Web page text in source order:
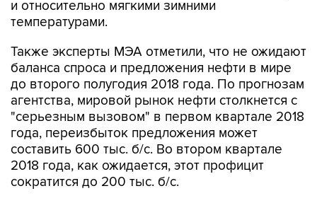
и относительно мягкими зимними
температурами.
Также эксперты МЭА отметили, что не ожидают
баланса спроса и предложения нефти в мире
до второго полугодия 2018 года. По прогнозам
агентства, мировой рынок нефти столкнется с
"серьезным вызовом" в первом квартале 2018
года, переизбыток предложения может
составить 600 тыс. б/с. Во втором квартале
2018 года, как ожидается, этот профицит
сократится до 200 тыс. б/с.